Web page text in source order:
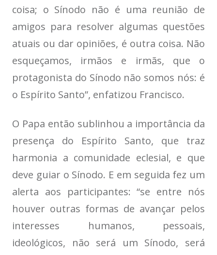
coisa; o Sínodo não é uma reunião de
amigos para resolver algumas questões
atuais ou dar opiniões, é outra coisa. Não
esqueçamos, irmãos e irmãs, que o
protagonista do Sínodo não somos nós: é
o Espírito Santo”, enfatizou Francisco.
O Papa então sublinhou a importância da
presença do Espírito Santo, que traz
harmonia a comunidade eclesial, e que
deve guiar o Sínodo. E em seguida fez um
alerta aos participantes: “se entre nós
houver outras formas de avançar pelos
interesses humanos, pessoais,
ideológicos, não será um Sínodo, será